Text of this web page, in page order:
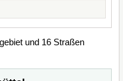
und 16 Straßen